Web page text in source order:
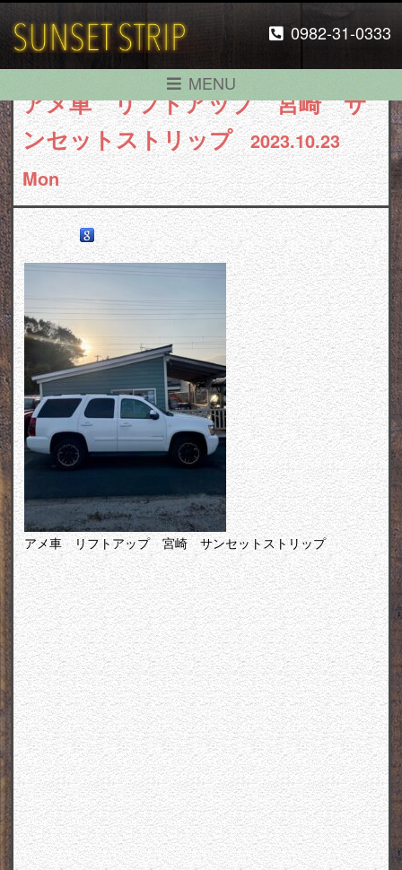
0982-31-0333
MENU
アメ車 リフトアップ 宮崎 サ
ンセットストリップ
2023.10.23
Mon
アメ車 リフトアップ 宮崎 サンセットストリップ